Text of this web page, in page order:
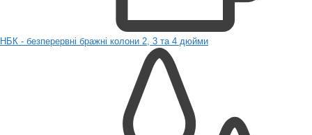
НБК - безперервні бражні колони 2, 3 та 4 дюйми